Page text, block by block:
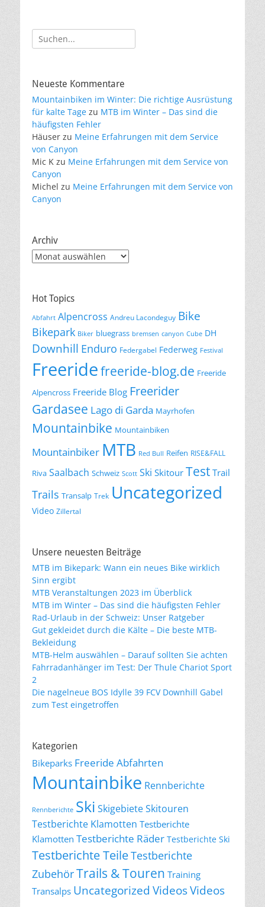
Suche
nach:
Neueste Kommentare
Mountainbiken im Winter: Die richtige Ausrüstung
für kalte Tage zu MTB im Winter – Das sind die
häufigsten Fehler
Häuser zu Meine Erfahrungen mit dem Service
von Canyon
Mic K zu Meine Erfahrungen mit dem Service von
Canyon
Michel zu Meine Erfahrungen mit dem Service von
Canyon
Archiv
Archiv
Hot Topics
Abfahrt Alpencross Andreu Lacondeguy Bike
Bikepark Biker bluegrass bremsen canyon Cube DH
Downhill Enduro Federgabel Federweg Festival
Freeridefreeride-blog.de Freeride
Alpencross Freeride Blog Freerider
Gardasee Lago di Garda Mayrhofen
Mountainbike Mountainbiken
Mountainbiker MTB Red Bull Reifen RISE&FALL
Riva Saalbach Schweiz Scott Ski Skitour Test Trail
Trails Transalp Trek Uncategorized
Video Zillertal
Unsere neuesten Beiträge
MTB im Bikepark: Wann ein neues Bike wirklich
Sinn ergibt
MTB Veranstaltungen 2023 im Überblick
MTB im Winter – Das sind die häufigsten Fehler
Rad-Urlaub in der Schweiz: Unser Ratgeber
Gut gekleidet durch die Kälte – Die beste MTB-
Bekleidung
MTB-Helm auswählen – Darauf sollten Sie achten
Fahrradanhänger im Test: Der Thule Chariot Sport
2
Die nagelneue BOS Idylle 39 FCV Downhill Gabel
zum Test eingetroffen
Kategorien
Bikeparks Freeride Abfahrten
Mountainbike Rennberichte
Rennberichte Ski SkigebieteSkitouren
Testberichte Klamotten Testberichte
Klamotten Testberichte Räder Testberichte Ski
Testberichte TeileTestberichte
ZubehörTrails & Touren Training
Transalps Uncategorized VideosVideos